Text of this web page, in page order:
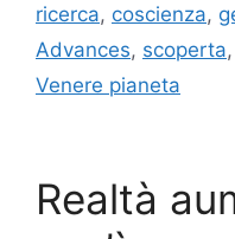
ricerca, coscienza,
Advances, scoperta,
Venere pianeta
Realtà